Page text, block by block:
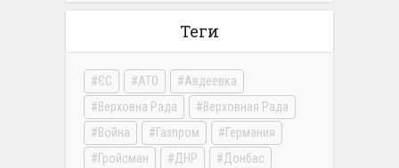
Теги
ЄС АТО
Авдеевка
Верховна Рада
Верховная Рада
Война
Газпром
Германия
Гройсман
ДНР
Донбас